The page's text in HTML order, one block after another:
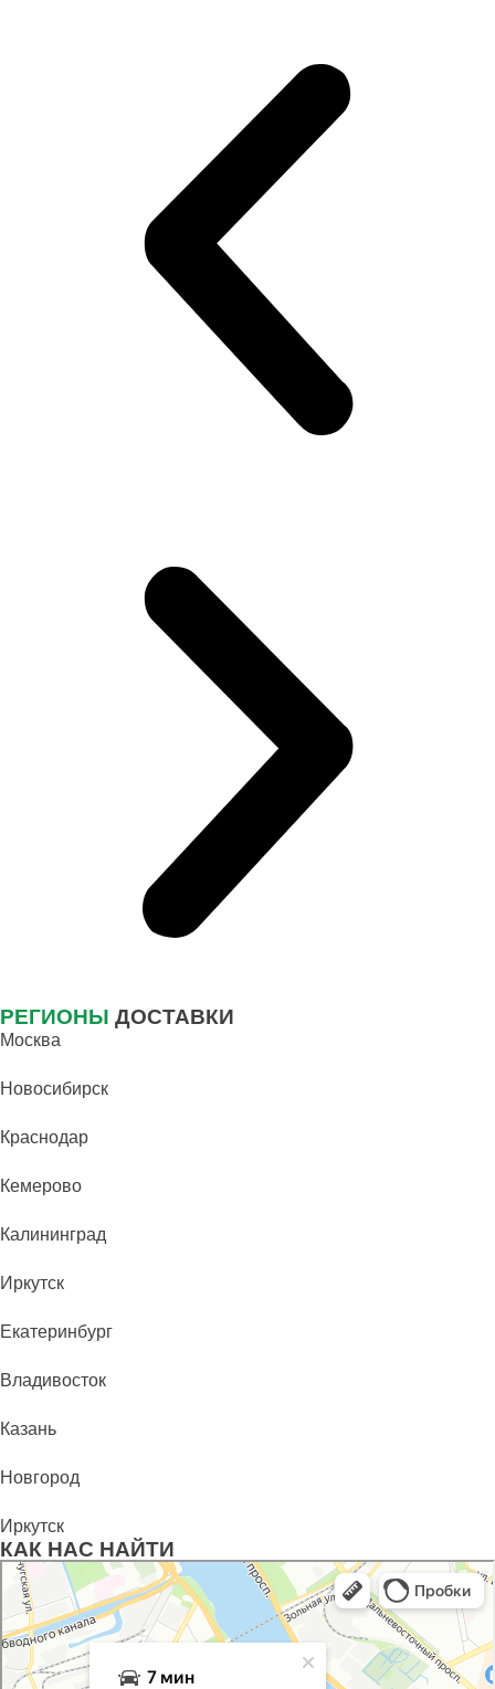
РЕГИОНЫ ДОСТАВКИ
Москва
Новосибирск
Краснодар
Кемерово
Калининград
Иркутск
Екатеринбург
Владивосток
Казань
Новгород
Иркутск
КАК НАС НАЙТИ
Санкт‑Петербург
Яндекс Карты